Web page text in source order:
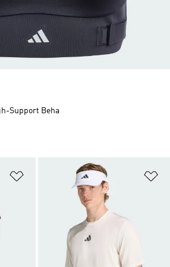
Op verlanglijst zetten
Support Beha